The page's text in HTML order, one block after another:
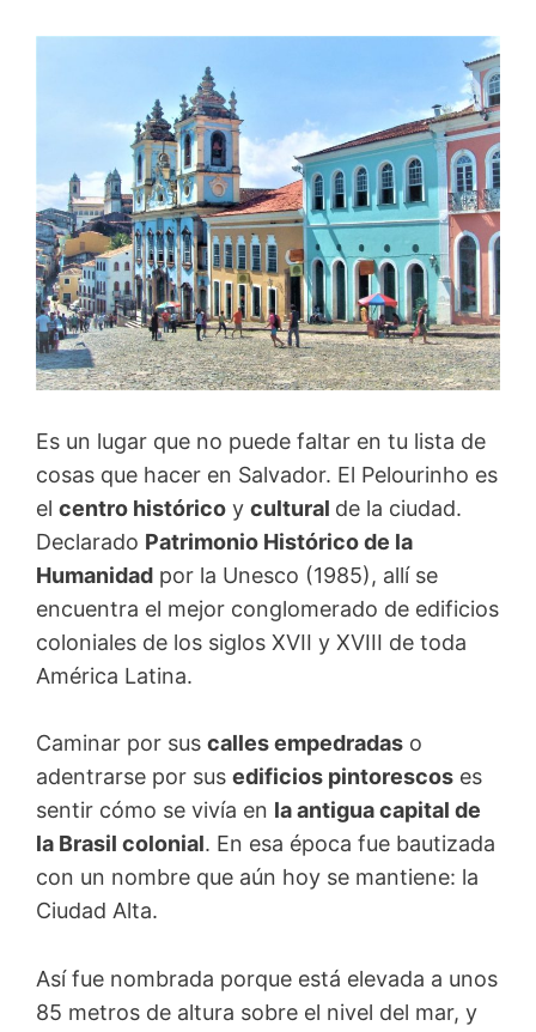
Es un lugar que no puede faltar en tu lista de
cosas que hacer en Salvador. El Pelourinho es
el centro histórico y cultural de la ciudad.
Declarado Patrimonio Histórico de la
Humanidad por la Unesco (1985), allí se
encuentra el mejor conglomerado de edificios
coloniales de los siglos XVII y XVIII de toda
América Latina.
Caminar por sus calles empedradas o
adentrarse por sus edificios pintorescos es
sentir cómo se vivía en la antigua capital de
la Brasil colonial. En esa época fue bautizada
con un nombre que aún hoy se mantiene: la
Ciudad Alta.
Así fue nombrada porque está elevada a unos
85 metros de altura sobre el nivel del mar, y